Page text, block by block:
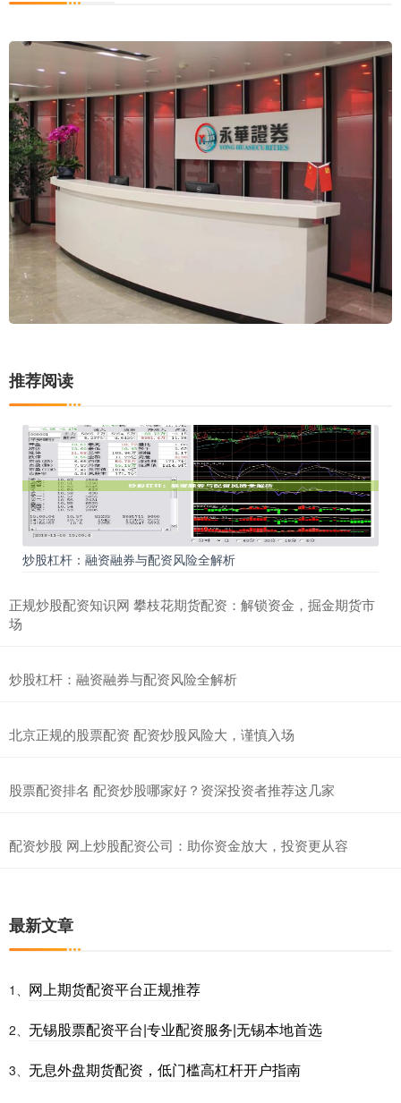
推荐阅读
炒股杠杆：融资融券与配资风险全解析
正规炒股配资知识网 攀枝花期货配资：解锁资金，掘金期货市
场
炒股杠杆：融资融券与配资风险全解析
北京正规的股票配资 配资炒股风险大，谨慎入场
股票配资排名 配资炒股哪家好？资深投资者推荐这几家
配资炒股 网上炒股配资公司：助你资金放大，投资更从容
最新文章
1、 网上期货配资平台正规推荐
2、 无锡股票配资平台|专业配资服务|无锡本地首选
3、 无息外盘期货配资，低门槛高杠杆开户指南